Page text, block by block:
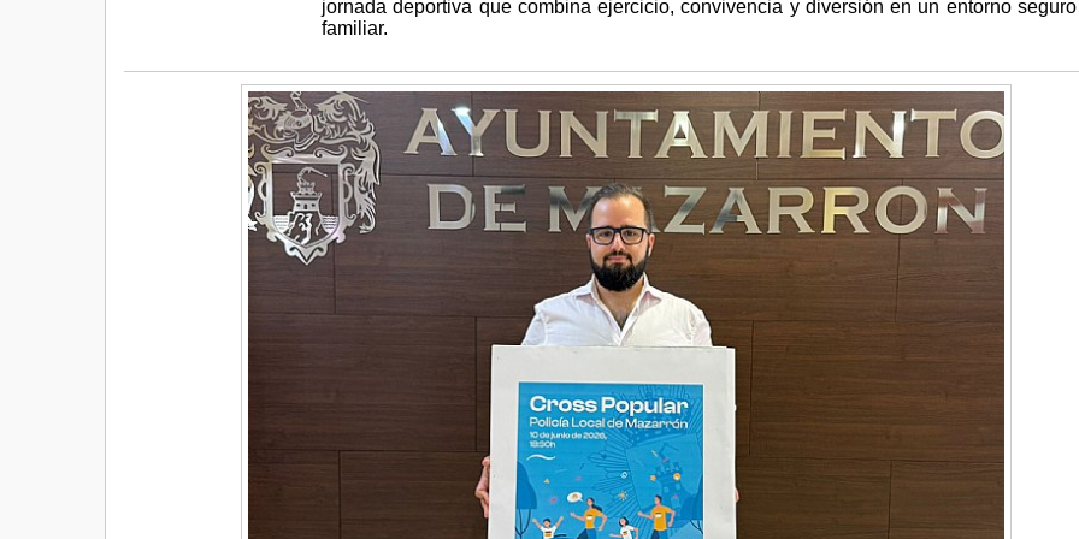
jornada deportiva que combina ejercicio, convivencia y diversión en un entorno
familiar.